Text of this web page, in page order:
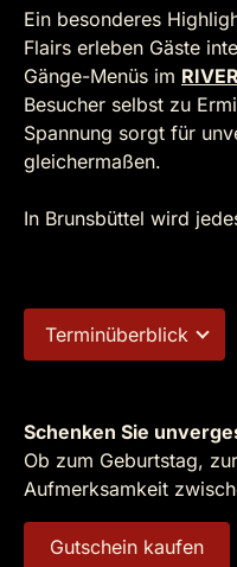
Ein besonderes
Flairs erleben Gäste
Gänge-Menüs im
Besucher selbst zu
Spannung sorgt für
gleichermaßen.
In Brunsbüttel wird
Terminüberblick
Schenken Sie
Ob zum Geburtstag,
Aufmerksamkeit
Gutschein kaufen